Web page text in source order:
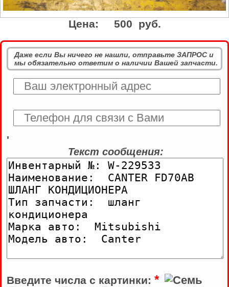
Цена: 500 руб.
Даже если Вы ничего не нашли, отправьте ЗАПРОС и
мы обязательно ответим о наличии Вашей запчасти.
'
Текст сообщения:
Введите числа с картинки: *